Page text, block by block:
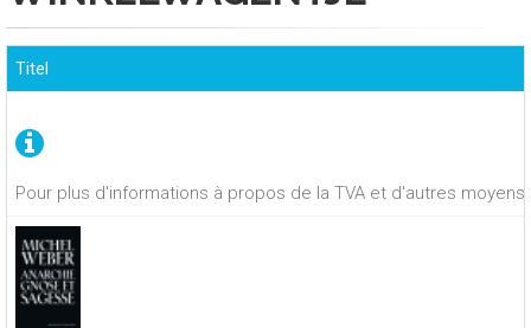
Pour plus d'informations à propos de la TVA et d'autres
Titel